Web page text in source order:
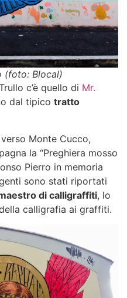
(foto: Blocal)
c’è quello di Mr.
dal tipico tratto
Monte Cucco,
la “Preghiera mosso
Pierro in memoria
sono stati riportati
di calligraffiti, lo
calligrafia ai graffiti.